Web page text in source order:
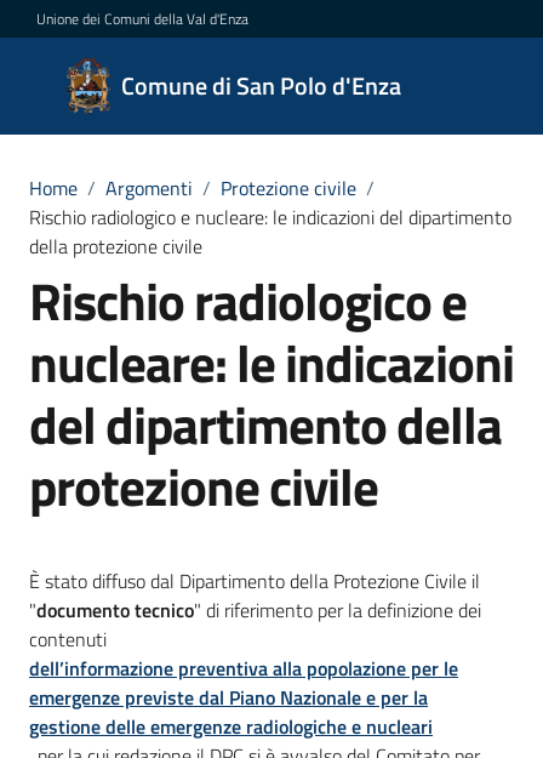
Vai al contenuto
Vai alla navigazione
Vai al footer
Unione dei Comuni della Val d'Enza
Comune di San Polo d'Enza
Comune
di San
d'Enza
Amministrazione
Novità
Servizi
Vivere
San
d'Enza
A
Home / Argomenti / Protezione civile /
Rischio radiologico e nucleare: le indicazioni del dipartimento
della protezione civile
Rischio radiologico e
nucleare: le indicazioni
del dipartimento della
protezione civile
È stato diffuso dal Dipartimento della Protezione Civile il
"documento tecnico" di riferimento per la definizione dei
contenuti
dell’informazione preventiva alla popolazione per le
emergenze previste dal Piano Nazionale e per la
gestione delle emergenze radiologiche e nucleari